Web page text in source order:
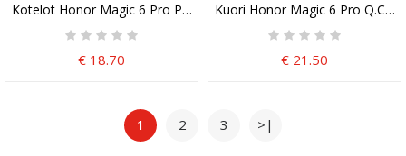
Kotelot Honor Magic 6 Pro Putoamisen Esto
€ 18.70
Kuori Honor Magic 6 Pro Q.coo
€ 21.50
1 2 3 >|